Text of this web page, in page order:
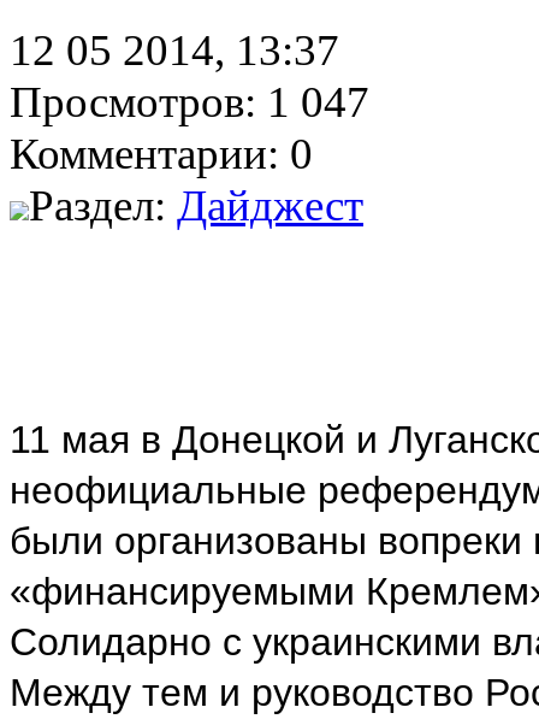
12 05 2014, 13:37
Просмотров: 1 047
Комментарии: 0
Раздел: Дайджест
11 мая в Донецкой и
неофициальные
были организованы
«финансируемыми
Солидарно с украинскими
Между тем и руководство